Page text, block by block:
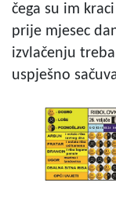
čega su im
prije mjesec
izvlačenju
uspješno